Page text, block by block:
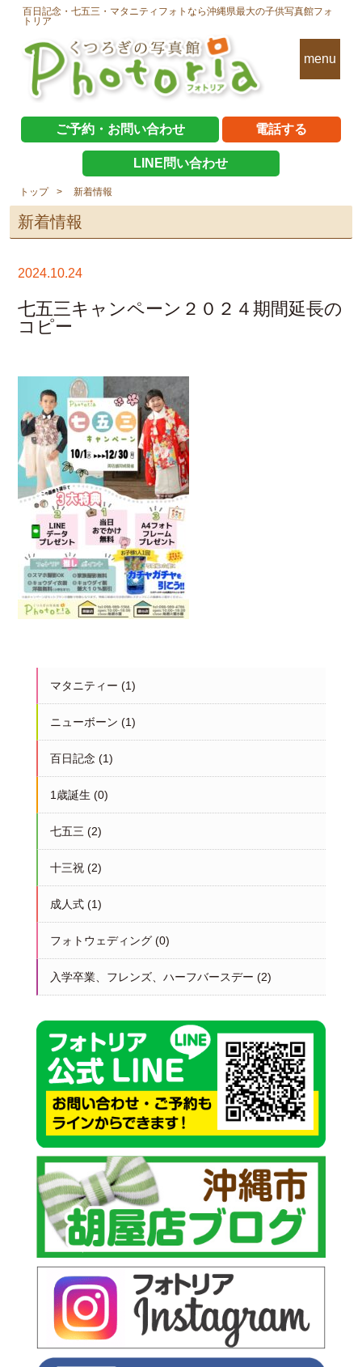
百日記念・七五三・マタニティフォトなら沖縄県最大の子供写真館フォ
トリア
menu
ご予約・お問い合わせ 電話する
LINE問い合わせ
トップ 新着情報
新着情報
2024.10.24
七五三キャンペーン２０２４期間延長の
コピー
マタニティー (1)
ニューボーン (1)
百日記念 (1)
1歳誕生 (0)
七五三 (2)
十三祝(2)
成人式(1)
フォトウェディング(0)
入学卒業、フレンズ、ハーフバースデー (2)